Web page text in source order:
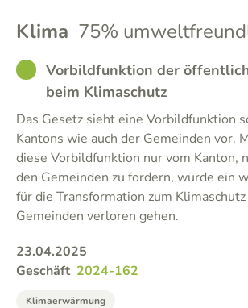
Klima 75%
GOODVorbildfunktion der
beim Klimaschutz
Das Gesetz sieht eine Vorbildfunktion
Kantons wie auch der Gemeinden vor.
diese Vorbildfunktion nur vom Kanton,
den Gemeinden zu fordern, würde ein
für die Transformation zum
Gemeinden verloren gehen.
23.04.2025
Geschäft 2024-162
Klimaerwärmung